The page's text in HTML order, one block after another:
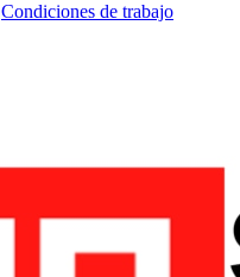
Condiciones de trabajo